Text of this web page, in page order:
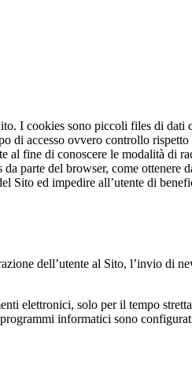
I cookies sono piccoli files di dati
accesso ovvero controllo
fine di conoscere le modalità di
parte del browser, come ottenere
ed impedire all’utente di
dell’utente al Sito, l’invio di
elettronici, solo per il tempo
informatici sono